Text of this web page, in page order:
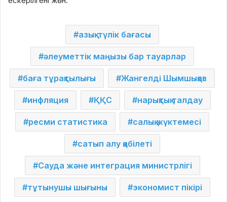
азық-түлік бағасы
әлеуметтік маңызы бар тауарлар
баға тұрақтылығы Жангелді Шымшықов
инфляция ҚҚС нарықтық талдау
ресми статистика салық жүктемесі
сатып алу қабілеті
Сауда және интеграция министрлігі
тұтынушы шығыны экономист пікірі